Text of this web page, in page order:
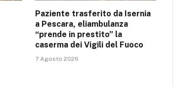
Paziente trasferito da Isernia
a Pescara, eliambulanza
“prende in prestito” la
caserma dei Vigili del Fuoco
7 Agosto 2026